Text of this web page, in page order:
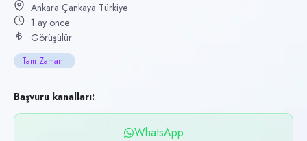
Çalışma şekli
Tam Zamanlı · Ofis
Yayın tarihi
22 Haziran 2026
Son geçerlilik
20 Eylül 2026
Ankara Çankaya Türkiye
1 ay önce
Görüşülür
Tam Zamanlı
Başvuru kanalları:
WhatsApp